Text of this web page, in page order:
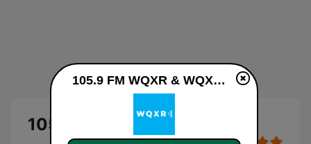
105.9 FM WQXR & WQXW
105.9 FM WQXR & WQXW na żywo